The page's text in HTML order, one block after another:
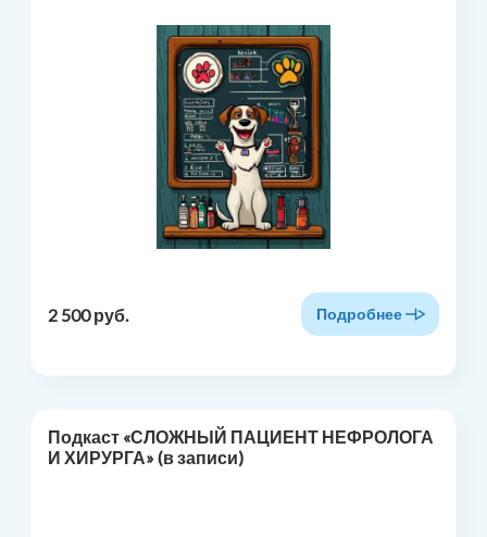
2 500 руб. Подробнее
Подкаст «СЛОЖНЫЙ ПАЦИЕНТ НЕФРОЛОГА
И ХИРУРГА» (в записи)